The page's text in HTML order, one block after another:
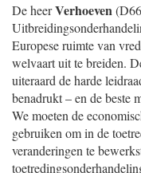
De heerVerhoeven
Europese ruimte van
welvaart uit te breiden.
uiteraard de harde
benadrukt – en de beste
We moeten de
gebruiken om in de
veranderingen te